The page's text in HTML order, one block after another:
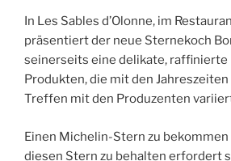
In Les Sables d’Olonne, im
präsentiert der neue Sternekoch
seinerseits eine delikate, raffinierte
Produkten, die mit den
Treffen mit den Produzenten
Einen Michelin-Stern zu
diesen Stern zu behalten erfordert